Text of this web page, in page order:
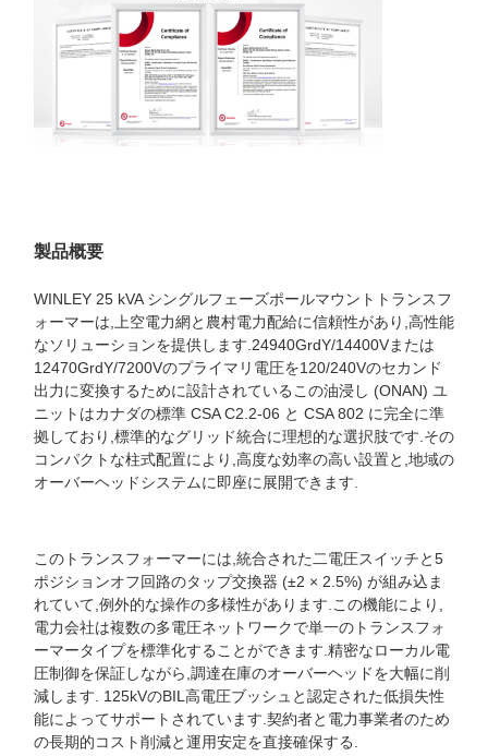
製品概要
WINLEY 25 kVA シングルフェーズポールマウントトランスフ
ォーマーは,上空電力網と農村電力配給に信頼性があり,高性能
なソリューションを提供します.24940GrdY/14400Vまたは
12470GrdY/7200Vのプライマリ電圧を120/240Vのセカンド
出力に変換するために設計されているこの油浸し (ONAN) ユ
ニットはカナダの標準 CSA C2.2-06 と CSA 802 に完全に準
拠しており,標準的なグリッド統合に理想的な選択肢です.その
コンパクトな柱式配置により,高度な効率の高い設置と,地域の
オーバーヘッドシステムに即座に展開できます.
このトランスフォーマーには,統合された二電圧スイッチと5
ポジションオフ回路のタップ交換器 (±2 × 2.5%) が組み込ま
れていて,例外的な操作の多様性があります.この機能により,
電力会社は複数の多電圧ネットワークで単一のトランスフォ
ーマータイプを標準化することができます.精密なローカル電
圧制御を保証しながら,調達在庫のオーバーヘッドを大幅に削
減します. 125kVのBIL高電圧ブッシュと認定された低損失性
能によってサポートされています.契約者と電力事業者のため
の長期的コスト削減と運用安定を直接確保する.